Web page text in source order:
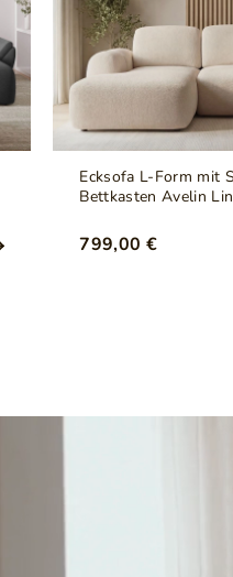
Ecksofa L-Form mit
Bettkasten Avelin
799,00 €